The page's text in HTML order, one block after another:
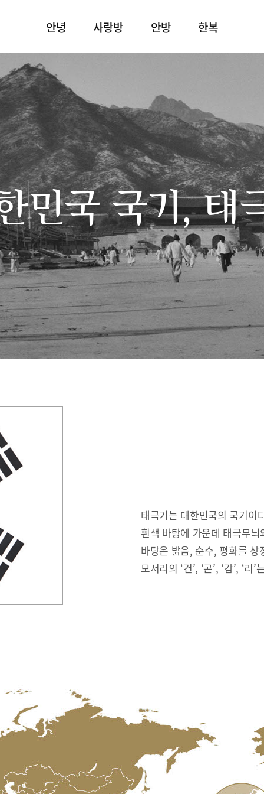
안녕 사랑방 안방 한복
민국 국기, 태
태극기는 대한민국의 국기이
흰색 바탕에 가운데 태극무
바탕은 밝음, 순수, 평화를 상
모서리의 ‘건’, ‘곤’, ‘감’, ‘